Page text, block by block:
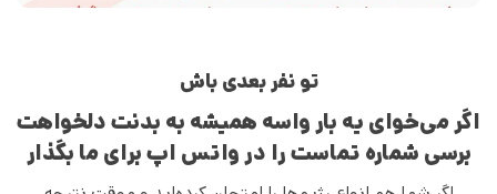
تو نفر بعدی باش
اگر می‌خوای یه بار واسه همیشه به بدنت دلخواهت
برسی شماره تماست را در واتس اپ برای ما بگذار